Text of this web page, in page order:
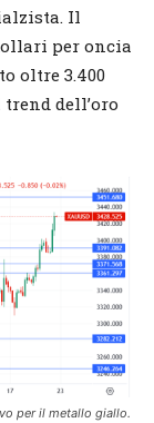
Il
per oncia
oltre 3.400
dell’oro
per il metallo giallo.